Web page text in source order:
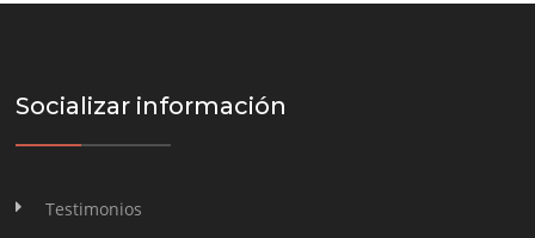
Socializar información
Testimonios